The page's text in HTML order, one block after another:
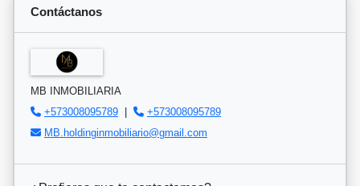
Contáctanos
MB INMOBILIARIA
+573008095789 |
+573008095789
MB.holdinginmobiliario@gmail.com